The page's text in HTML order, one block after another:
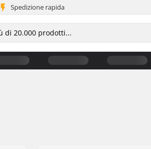
Spedizione rapida